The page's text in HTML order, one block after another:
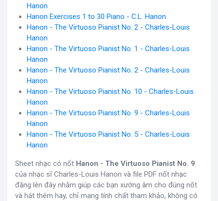
Hanon
Hanon Exercises 1 to 30 Piano - C.L. Hanon
Hanon - The Virtuoso Pianist No. 2 - Charles-Louis
Hanon
Hanon - The Virtuoso Pianist No. 1 - Charles-Louis
Hanon
Hanon - The Virtuoso Pianist No. 2 - Charles-Louis
Hanon
Hanon - The Virtuoso Pianist No. 10 - Charles-Louis
Hanon
Hanon - The Virtuoso Pianist No. 9 - Charles-Louis
Hanon
Hanon - The Virtuoso Pianist No. 5 - Charles-Louis
Hanon
Sheet nhạc có nốt Hanon - The Virtuoso Pianist No. 9
của nhạc sĩ Charles-Louis Hanon và file PDF nốt nhạc
đăng lên đây nhằm giúp các bạn xướng âm cho đúng nốt
và hát thêm hay, chỉ mang tính chất tham khảo, không có